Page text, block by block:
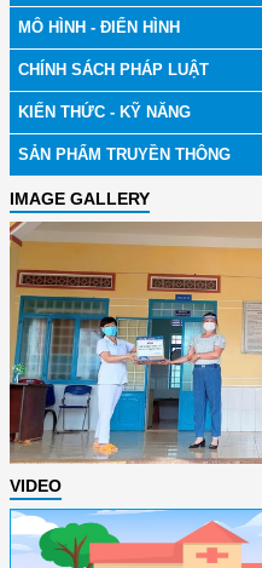
MÔ HÌNH - ĐIỂN HÌNH
CHÍNH SÁCH PHÁP LUẬT
KIẾN THỨC - KỸ NĂNG
SẢN PHẨM TRUYỀN THÔNG
IMAGE GALLERY
VIDEO